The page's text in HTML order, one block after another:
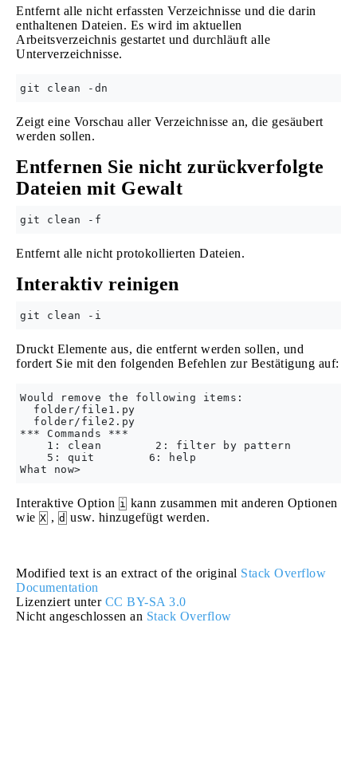
Entfernt alle nicht erfassten Verzeichnisse und die darin
enthaltenen Dateien. Es wird im aktuellen
Arbeitsverzeichnis gestartet und durchläuft alle
Unterverzeichnisse.
Zeigt eine Vorschau aller Verzeichnisse an, die gesäubert
werden sollen.
Entfernen Sie nicht zurückverfolgte
Dateien mit Gewalt
Entfernt alle nicht protokollierten Dateien.
Interaktiv reinigen
Druckt Elemente aus, die entfernt werden sollen, und
fordert Sie mit den folgenden Befehlen zur Bestätigung auf:
Would remove the following items:
  folder/file1.py
  folder/file2.py
*** Commands ***
1: clean        2: filter by pattern
    5: quit        6: help
Interaktive Option i kann zusammen mit anderen Optionen
wie X , d usw. hinzugefügt werden.
Modified text is an extract of the original Stack Overflow
Documentation
Lizenziert unter CC BY-SA 3.0
Nicht angeschlossen an Stack Overflow